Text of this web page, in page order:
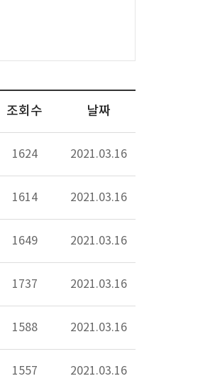
조회수 날짜
1624 2021.03.16
1614 2021.03.16
1649 2021.03.16
1737 2021.03.16
1588 2021.03.16
1557 2021.03.16